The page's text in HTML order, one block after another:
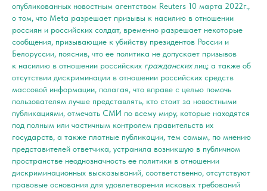
опубликованных новостным агентством Reuters 10 марта 2022г.,
о том, что Meta разрешает призывы к насилию в отношении
россиян и российских солдат, временно разрешает некоторые
сообщения, призывающие к убийству президентов России и
Белоруссии, пояснив, что ее политика не допускает призывов
к насилию в отношении российских гражданскихлиц; а также об
отсутствии дискриминации в отношении российских средств
массовой информации, полагая, что вправе с целью помочь
пользователям лучше представлять, кто стоит за новостными
публикациями, отмечать СМИ по всему миру, которые находятся
под полным или частичным контролем правительств их
государств, а также платные публикации, тем самым, по мнению
представителей ответчика, устранила возникшую в публичном
пространстве неоднозначность ее политики в отношении
дискриминационных высказываний, соответственно, отсутствуют
правовые основания для удовлетворения исковых требований